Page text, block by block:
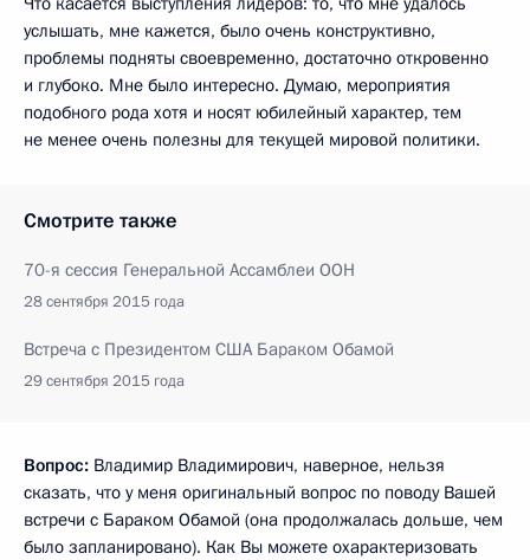
услышать, мне кажется, было очень конструктивно,
проблемы подняты своевременно, достаточно откровенно
и глубоко. Мне было интересно. Думаю, мероприятия
подобного рода хотя и носят юбилейный характер, тем
не менее очень полезны для текущей мировой политики.
Смотрите также
70-я сессия Генеральной Ассамблеи ООН
28 сентября 2015 года
Встреча с Президентом США Бараком Обамой
29 сентября 2015 года
Вопрос: Владимир Владимирович, наверное, нельзя
сказать, что у меня оригинальный вопрос по поводу Вашей
встречи с Бараком Обамой (она продолжалась дольше, чем
было запланировано). Как Вы можете охарактеризовать